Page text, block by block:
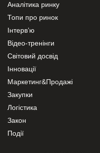
Аналітика ринку
Топи про ринок
Інтерв’ю
Відео-тренінги
Світовий досвід
Інновації
Маркетинг&Продажі
Закупки
Логістика
Закон
Події